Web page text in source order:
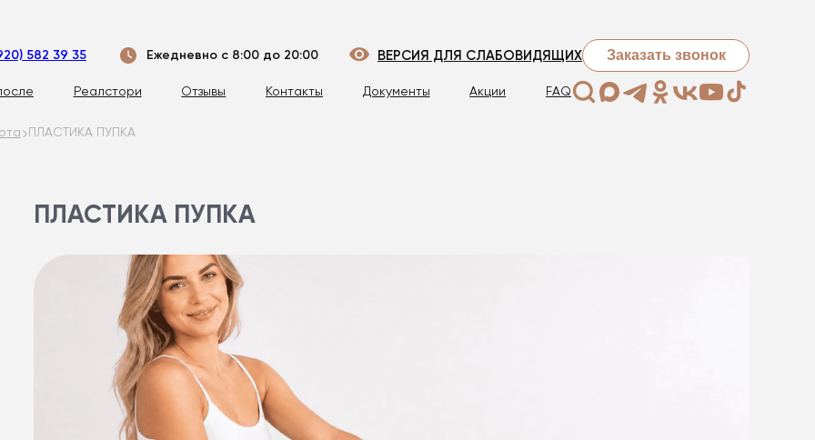
582 39 35 Ежедневно с 8:00 до 20:00 ВЕРСИЯ ДЛЯ СЛАБОВИДЯЩИХ Заказать звонок
Реалстори Отзывы Контакты Документы Акции FAQ
ПЛАСТИКА ПУПКА
ПЛАСТИКА ПУПКА